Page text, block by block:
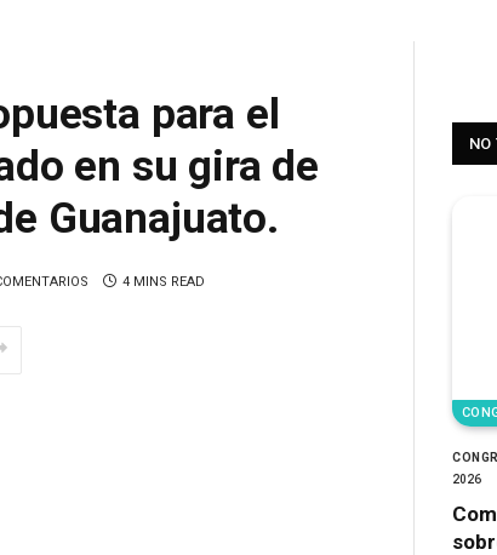
para el
en su gira de
Guanajuato.
4 MINS READ
NO
2026